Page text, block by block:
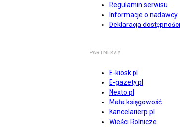
Regulamin serwisu
Informacje o nadawcy
Deklaracja dostępności
PARTNERZY
E-kiosk.pl
E-gazety.pl
Nexto.pl
Mała księgowość
Kancelarierp.pl
Wieści Rolnicze